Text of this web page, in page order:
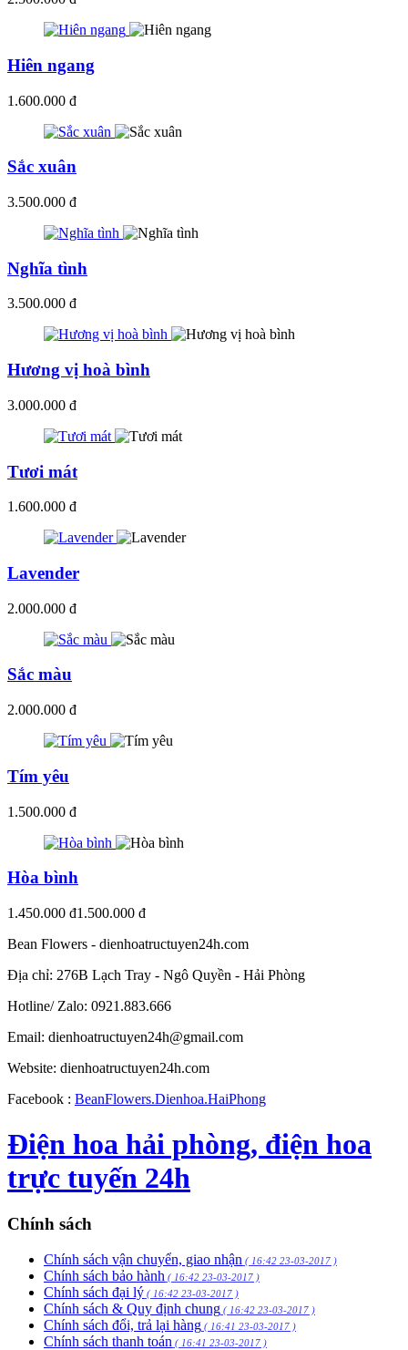
Hiên ngang
1.600.000 đ
Sắc xuân
3.500.000 đ
Nghĩa tình
3.500.000 đ
Hương vị hoà bình
3.000.000 đ
Tươi mát
1.600.000 đ
Lavender
2.000.000 đ
Sắc màu
2.000.000 đ
Tím yêu
1.500.000 đ
Hòa bình
1.450.000 đ1.500.000 đ
Bean Flowers - dienhoatructuyen24h.com
Địa chỉ: 276B Lạch Tray - Ngô Quyền - Hải Phòng
Hotline/ Zalo: 0921.883.666
Email: dienhoatructuyen24h@gmail.com
Website: dienhoatructuyen24h.com
Facebook : BeanFlowers.Dienhoa.HaiPhong
Điện hoa hải phòng, điện hoa
trực tuyến 24h
Chính sách
Chính sách vận chuyển, giao nhận ( 16:42 23-03-2017 )
Chính sách bảo hành ( 16:42 23-03-2017 )
Chính sách đại lý ( 16:42 23-03-2017 )
Chính sách & Quy định chung ( 16:42 23-03-2017 )
Chính sách đổi, trả lại hàng ( 16:41 23-03-2017 )
Chính sách thanh toán ( 16:41 23-03-2017 )